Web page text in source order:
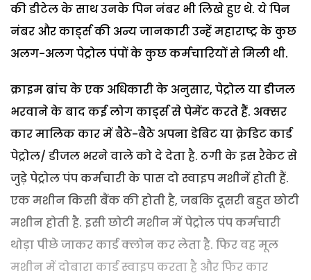
की डीटेल के साथ उनके पिन नंबर भी लिखे हुए थे. ये पिन
नंबर और कार्ड्स की अन्य जानकारी उन्हें महाराष्ट्र के कुछ
अलग-अलग पेट्रोल पंपों के कुछ कर्मचारियों से मिली थी.
क्राइम ब्रांच के एक अधिकारी के अनुसार, पेट्रोल या डीजल
भरवाने के बाद कई लोग कार्ड्स से पेमेंट करते हैं. अक्सर
कार मालिक कार में बैठे-बैठे अपना डेबिट या क्रेडिट कार्ड
पेट्रोल/ डीजल भरने वाले को दे देता है. ठगी के इस रैकेट से
जुड़े पेट्रोल पंप कर्मचारी के पास दो स्वाइप मशीनें होती हैं.
एक मशीन किसी बैंक की होती है, जबकि दूसरी बहुत छोटी
मशीन होती है. इसी छोटी मशीन में पेट्रोल पंप कर्मचारी
थोड़ा पीछे जाकर कार्ड क्लोन कर लेता है. फिर वह मूल
मशीन में दोबारा कार्ड स्वाइप करता है और फिर कार